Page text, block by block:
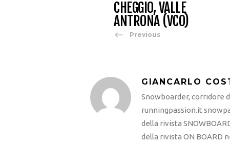
CHEGGIO, VALLE
ANTRONA (VCO)
Previous
GIANCARLO
Snowboarder, corridore
runningpassion.it
della rivista
della rivista ON BOARD